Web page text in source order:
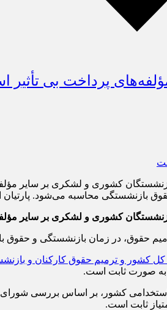
پرداخت بی تأثیر
كشوری و لشكری بر سایر
كشوری و لشكری بر سایر